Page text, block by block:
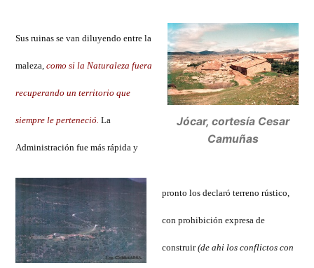
Jócar, cortesía Cesar
Camuñas
Sus ruinas se van diluyendo entre la
maleza,como si la Naturaleza fuera
recuperando un territorio que
siempre le perteneció. La
Administración fue más rápida y
pronto los declaró terreno rústico,
con prohibición expresa de
construir(de ahi los conflictos con